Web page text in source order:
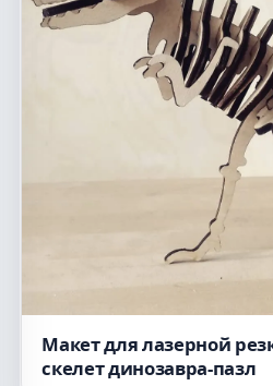
Макет для лазерной
скелет динозавра-пазл